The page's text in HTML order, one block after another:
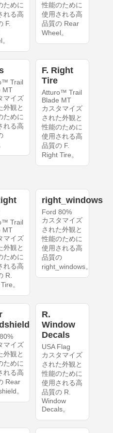
ために
れる高
F.
性能のために
使用される高
品質の Rear
Wheel。
Trail
MT
マイズ
外観と
ために
れる高
F. Right
Tire
Atturo™ Trail
Blade MT
カスタマイズ
された外観と
性能のために
使用される高
品質の F.
Right Tire。
Trail
MT
マイズ
外観と
ために
れる高
R.
。
right_windows
Ford 80%
カスタマイズ
された外観と
性能のために
使用される高
品質の
right_windows。
マイズ
外観と
ために
れる高
Rear
。
R.
Window
Decals
USA Flag
カスタマイズ
された外観と
性能のために
使用される高
品質の R.
Window
Decals。